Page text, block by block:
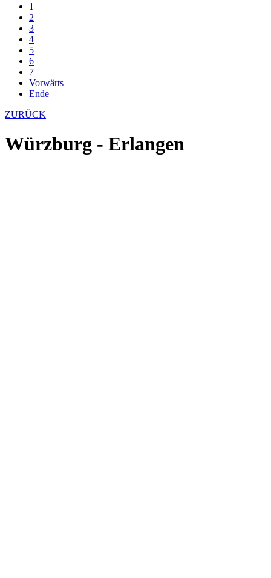
1
2
3
4
5
6
7
Vorwärts
Ende
ZURÜCK
Würzburg - Erlangen